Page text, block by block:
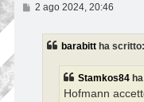
M
2 ago 2024, 20:46
barabitt ha scritto:
Stamkos84
Hofmann